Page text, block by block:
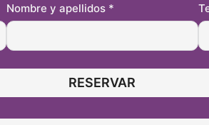
Nombre y apellidos *
RESERVAR